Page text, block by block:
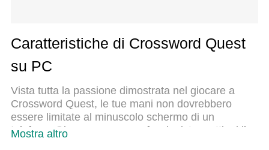
Caratteristiche di Crossword Quest
su PC
Vista tutta la passione dimostrata nel giocare a
Crossword Quest, le tue mani non dovrebbero
essere limitate al minuscolo schermo di un
telefono. Gioca come un professionista e ottieni il
Mostra altro